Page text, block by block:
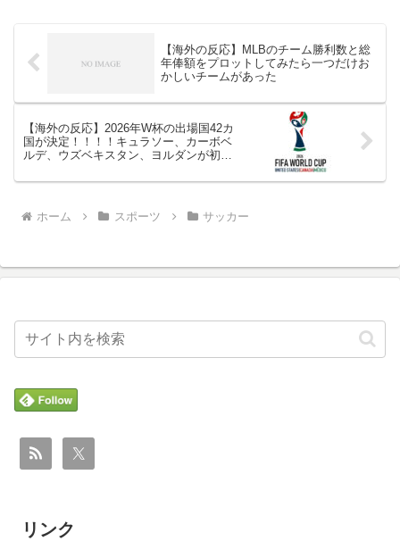
【海外の反応】MLBのチーム勝利数と総
年俸額をプロットしてみたら一つだけお
かしいチームがあった
【海外の反応】2026年W杯の出場国42カ
国が決定！！！！キュラソー、カーボベ
ルデ、ウズベキスタン、ヨルダンが初出
ホーム スポーツ サッカー
リンク